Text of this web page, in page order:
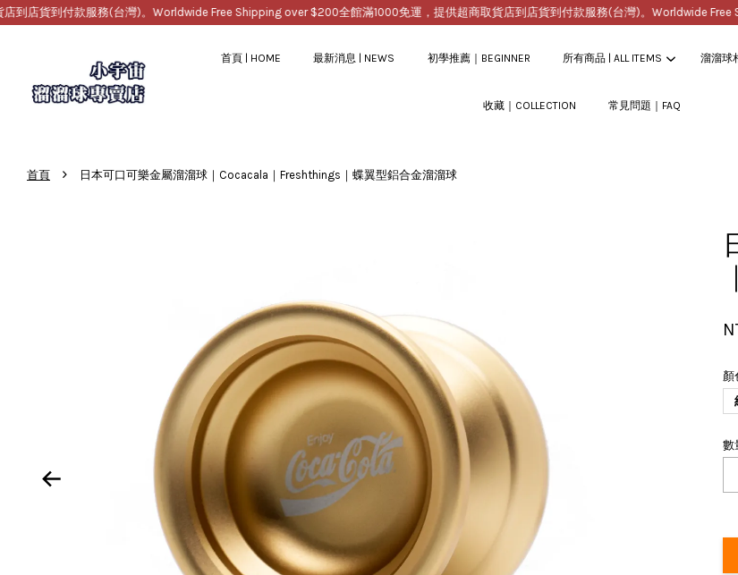
店貨到付款服務(台灣)。Worldwide Free Shipping over $200全館滿1000免運，提供超商取貨店到店貨到付款服務(台灣)。Worldwide Free
首頁 | HOME 最新消息 | NEWS 初學推薦｜BEGINNER 所有商品 | ALL ITEMS 溜溜球
收藏｜COLLECTION 常見問題｜FAQ
首頁 › 日本可口可樂金屬溜溜球｜Cocacala｜Freshthings｜蝶翼型鋁合金溜溜球
顏
數